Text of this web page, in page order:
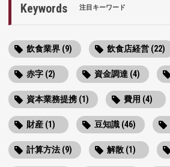
Keywords 注目キーワード
飲食業界 (9) 飲食店経営 (22)
赤字 (2) 資金調達 (4)
資本業務提携 (1) 費用 (4)
財産 (1) 豆知識 (46)
計算方法 (9) 解散 (1)